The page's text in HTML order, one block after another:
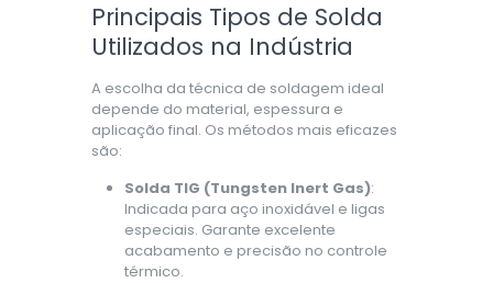
Principais Tipos de Solda
Utilizados na Indústria
A escolha da técnica de soldagem ideal
depende do material, espessura e
aplicação final. Os métodos mais eficazes
são:
Solda TIG (Tungsten Inert Gas):
Indicada para aço inoxidável e ligas
especiais. Garante excelente
acabamento e precisão no controle
térmico.